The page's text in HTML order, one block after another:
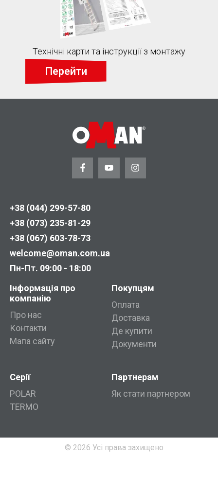
Технічні карти та інструкції з монтажу
Перейти
+38 (044) 299-57-80
+38 (073) 235-81-29
+38 (067) 603-78-73
welcome@oman.com.ua
Пн-Пт. 09:00 - 18:00
Інформація про
компанію
Про нас
Контакти
Мапа сайту
Покупцям
Оплата
Доставка
Де купити
Документи
Серії
POLAR
TERMO
Партнерам
Як стати партнером
© 2026 Усі права захищено